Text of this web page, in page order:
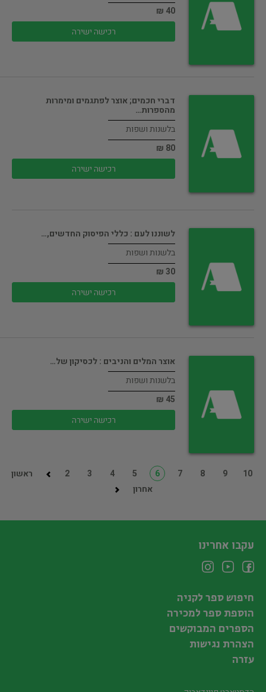
40 ₪
רכישה ישירה
דברי חכמים; אוצר לפתגמים ומימרות
מהספרות…
בלשנות ושפות
80 ₪
רכישה ישירה
לשוננו לעם : כללי הפיסוק החדשים,…
בלשנות ושפות
30 ₪
רכישה ישירה
אוצר המלים והניבים : לכסיקון של…
בלשנות ושפות
45 ₪
רכישה ישירה
ראשון 2 3 4 5 6 7 8 9
10
אחרון
עקבו אחרינו
חיפוש ספר לקניה
הוספת ספר למכירה
הספרים המבוקשים
הצהרת נגישות
עזרה